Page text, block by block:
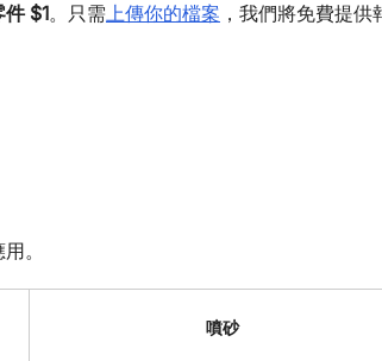
$1。只需上傳你的檔案 ，我們將免費提供
。
噴砂